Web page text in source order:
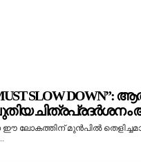
SLOW DOWN”:
ചിത്രപ്രദർശനം
ഈ ലോകത്തിന് മുൻപിൽ തെളിച്ചമായി